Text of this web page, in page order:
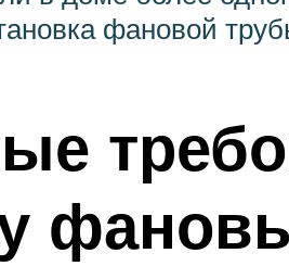
фановой